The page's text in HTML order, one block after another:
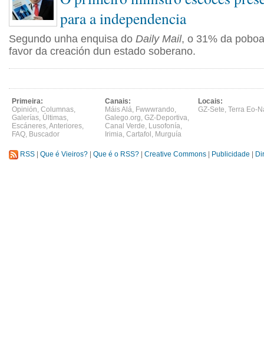
para a independencia
Segundo unha enquisa do Daily Mail, o 31% da
favor da creación dun estado soberano.
Primeira:
Opinión, Columnas,
Galerías, Últimas,
Escáneres,Anteriores,
FAQ, Buscador
Canais:
Máis Alá, Fwwwrando,
Galego.org, GZ-Deportiva,
Canal Verde, Lusofonía,
Irimia, Cartafol , Murguía
Locais:
GZ-Sete, Terra Eo-
RSS Que é Vieiros? Que é o RSS? Creative Commons Publicidade